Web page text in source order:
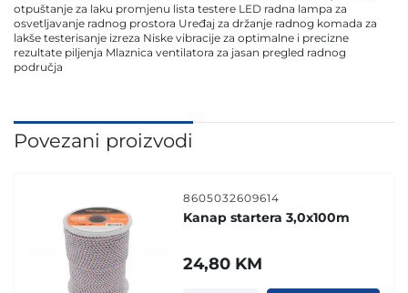
otpuštanje za laku promjenu lista testere LED radna lampa za
osvetljavanje radnog prostora Uređaj za držanje radnog komada za
lakše testerisanje izreza Niske vibracije za optimalne i precizne
rezultate piljenja Mlaznica ventilatora za jasan pregled radnog
područja
Povezani proizvodi
8605032609614
Kanap startera 3,0x100m
24,80 KM